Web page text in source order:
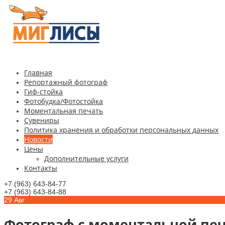
Главная
Репортажный фотограф
Гиф-стойка
Фотобудка/Фотостойка
Моментальная печать
Сувениры
Политика хранения и обработки персональных данных
Новости
Цены
Дополнительные услуги
Контакты
+7 (963) 643-84-77
+7 (963) 643-84-88
29 Авг